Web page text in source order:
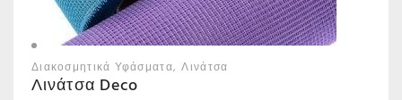
Διακοσμητικά Υφάσματα Λινάτσα
Λινάτσα Deco